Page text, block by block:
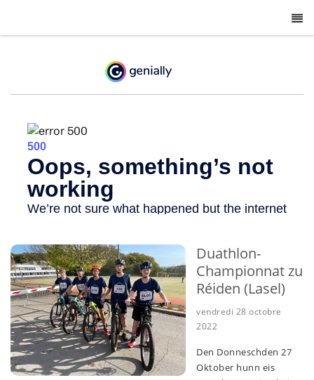
Duathlon-
Championnat zu
Réiden (Lasel)
vendredi 28 octobre
2022
Den Donneschden 27
Oktober hunn eis